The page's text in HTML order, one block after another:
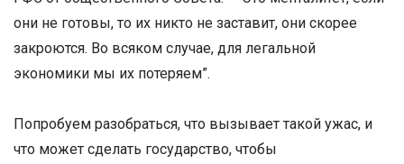
они не готовы, то их никто не заставит, они скорее
закроются. Во всяком случае, для легальной
экономики мы их потеряем”.
Попробуем разобраться, что вызывает такой ужас, и
что может сделать государство, чтобы